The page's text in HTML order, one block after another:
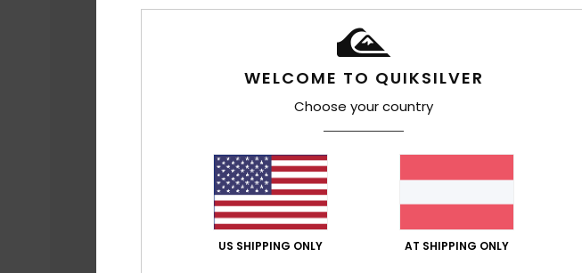
WELCOME TO QUIKSILVER
Choose your country
US SHIPPING ONLY AT SHIPPING ONLY